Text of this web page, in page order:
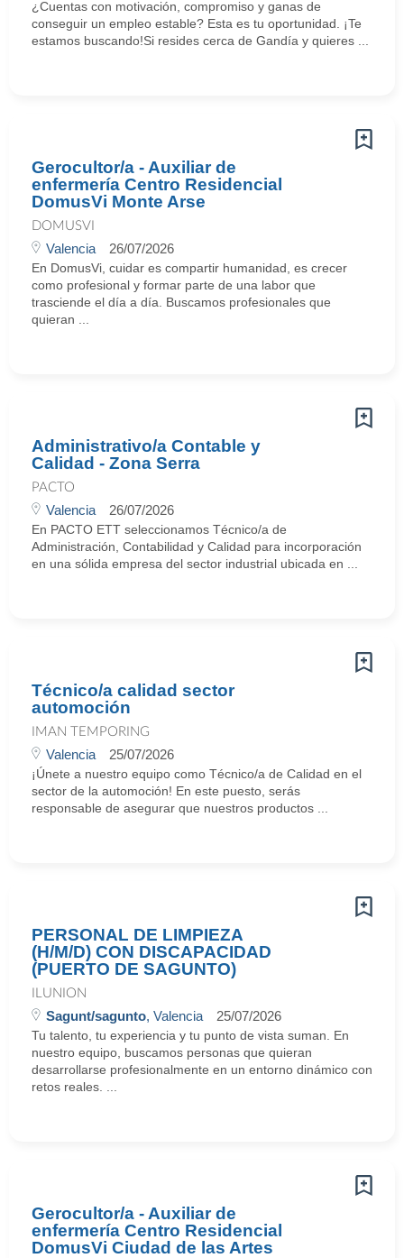
¿Cuentas con motivación, compromiso y ganas de
conseguir un empleo estable? Esta es tu oportunidad. ¡Te
estamos buscando!Si resides cerca de Gandía y quieres ...
Gerocultor/a - Auxiliar de
enfermería Centro Residencial
DomusVi Monte Arse
DOMUSVI
Valencia 26/07/2026
En DomusVi, cuidar es compartir humanidad, es crecer
como profesional y formar parte de una labor que
trasciende el día a día. Buscamos profesionales que
quieran ...
Administrativo/a Contable y
Calidad - Zona Serra
PACTO
Valencia 26/07/2026
En PACTO ETT seleccionamos Técnico/a de
Administración, Contabilidad y Calidad para incorporación
en una sólida empresa del sector industrial ubicada en ...
Técnico/a calidad sector
automoción
IMAN TEMPORING
Valencia 25/07/2026
¡Únete a nuestro equipo como Técnico/a de Calidad en el
sector de la automoción! En este puesto, serás
responsable de asegurar que nuestros productos ...
PERSONAL DE LIMPIEZA
(H/M/D) CON DISCAPACIDAD
(PUERTO DE SAGUNTO)
ILUNION
Sagunt/sagunto, Valencia 25/07/2026
Tu talento, tu experiencia y tu punto de vista suman. En
nuestro equipo, buscamos personas que quieran
desarrollarse profesionalmente en un entorno dinámico con
retos reales. ...
Gerocultor/a - Auxiliar de
enfermería Centro Residencial
DomusVi Ciudad de las Artes